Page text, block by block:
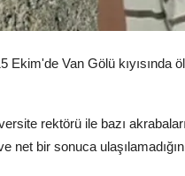
Ekim'de Van Gölü
rektörü ile bazı
bir sonuca